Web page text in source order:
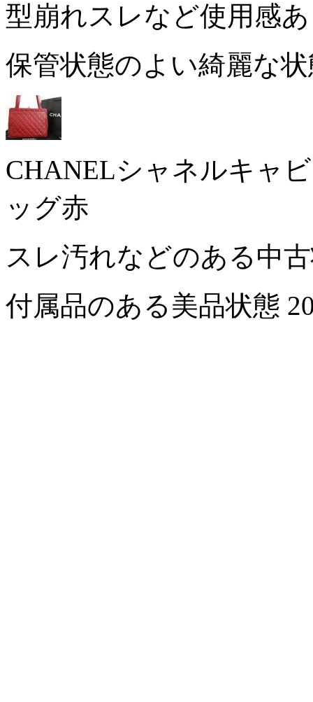
型崩れスレなど使用感
保管状態のよい綺麗な
CHANELシャネルキャ
ッグ赤
スレ汚れなどのある中
付属品のある美品状態